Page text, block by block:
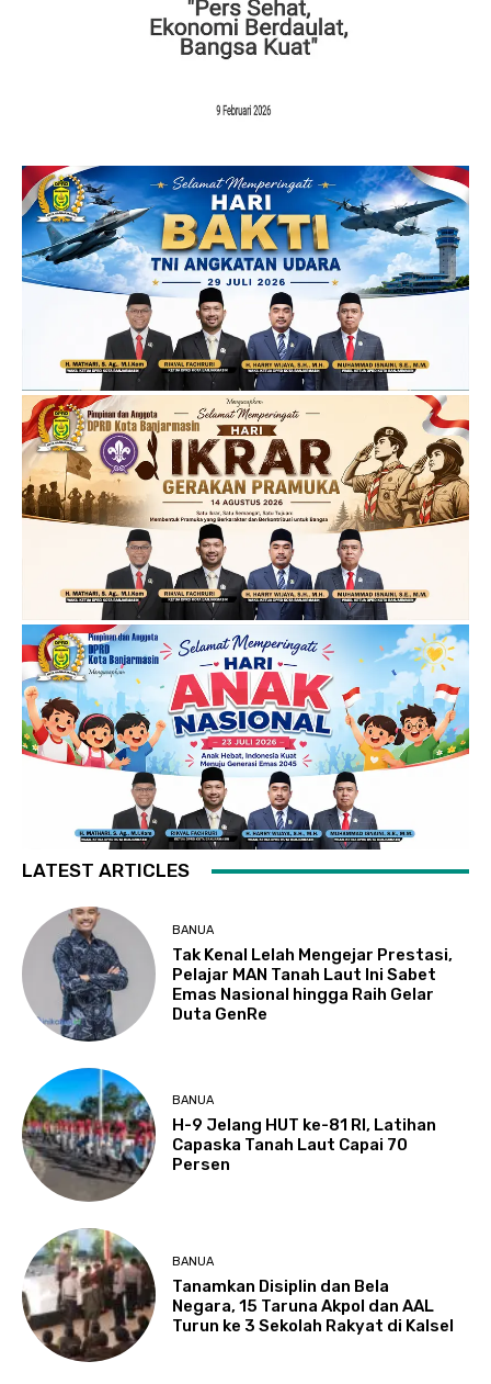
LATEST ARTICLES
BANUA
Tak Kenal Lelah Mengejar Prestasi,
Pelajar MAN Tanah Laut Ini Sabet
Emas Nasional hingga Raih Gelar
Duta GenRe
BANUA
H-9 Jelang HUT ke-81 RI, Latihan
Capaska Tanah Laut Capai 70
Persen
BANUA
Tanamkan Disiplin dan Bela
Negara, 15 Taruna Akpol dan AAL
Turun ke 3 Sekolah Rakyat di Kalsel